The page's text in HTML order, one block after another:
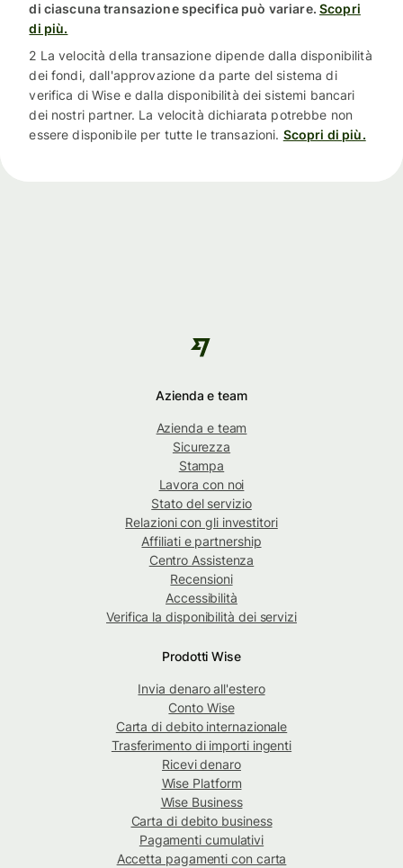
di ciascuna transazione specifica può variare. Scopri
di più.
2 La velocità della transazione dipende dalla disponibilità
dei fondi, dall'approvazione da parte del sistema di
verifica di Wise e dalla disponibilità dei sistemi bancari
dei nostri partner. La velocità dichiarata potrebbe non
essere disponibile per tutte le transazioni. Scopri di più.
Azienda e team
Azienda e team
Sicurezza
Stampa
Lavora con noi
Stato del servizio
Relazioni con gli investitori
Affiliati e partnership
Centro Assistenza
Recensioni
Accessibilità
Verifica la disponibilità dei servizi
Prodotti Wise
Invia denaro all'estero
Conto Wise
Carta di debito internazionale
Trasferimento di importi ingenti
Ricevi denaro
Wise Platform
Wise Business
Carta di debito business
Pagamenti cumulativi
Accetta pagamenti con carta